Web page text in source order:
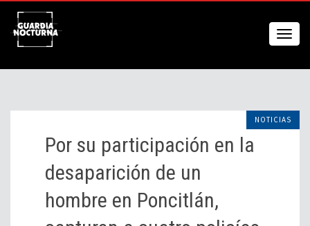
NOTICIAS
Por su participación en la
desaparición de un
hombre en Poncitlán,